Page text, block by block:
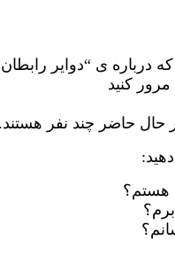
درباره ی “دوایر
کنید
حال حاضر چند نفر
هستم؟